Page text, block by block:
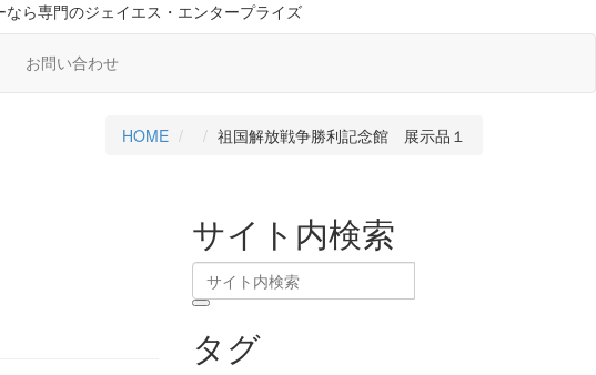
なら専門のジェイエス・エンタープライズ
お問い合わせ
HOME 祖国解放戦争勝利記念館 展示品１
サイト内検索
タグ